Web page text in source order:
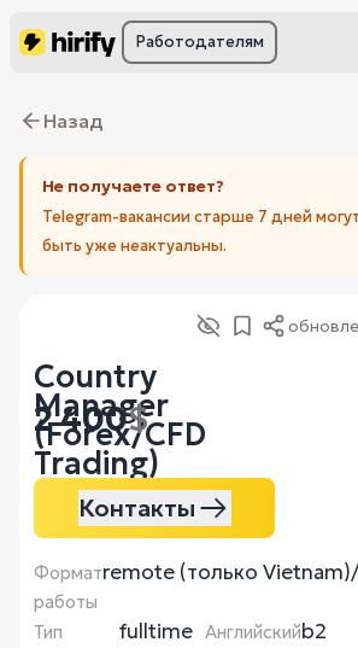
Работодателям
Назад
Не получаете ответ?
Telegram-вакансии старше 7 дней
быть уже неактуальны.
Country
Manager
(Forex/CFD
Trading)
Контакты
2 400$
Формат
работы
remote (только
Тип
fulltime Английскийb2